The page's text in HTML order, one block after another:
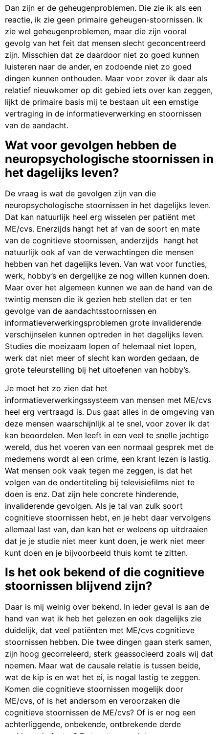
Dan zijn er de geheugenproblemen. Die zie ik als een
reactie, ik zie geen primaire geheugen-stoornissen. Ik
zie wel geheugenproblemen, maar die zijn vooral
gevolg van het feit dat mensen slecht geconcentreerd
zijn. Misschien dat ze daardoor niet zo goed kunnen
luisteren naar de ander, en zodoende niet zo goed
dingen kunnen onthouden. Maar voor zover ik daar als
relatief nieuwkomer op dit gebied iets over kan zeggen,
lijkt de primaire basis mij te bestaan uit een ernstige
vertraging in de informatieverwerking en stoornissen
van de aandacht.
Wat voor gevolgen hebben de
neuropsychologische stoornissen in
het dagelijks leven?
De vraag is wat de gevolgen zijn van die
neuropsychologische stoornissen in het dagelijks leven.
Dat kan natuurlijk heel erg wisselen per patiënt met
ME/cvs. Enerzijds hangt het af van de soort en mate
van de cognitieve stoornissen, anderzijds hangt het
natuurlijk ook af van de verwachtingen die mensen
hebben van het dagelijks leven. Van wat voor functies,
werk, hobby’s en dergelijke ze nog willen kunnen doen.
Maar over het algemeen kunnen we aan de hand van de
twintig mensen die ik gezien heb stellen dat er ten
gevolge van de aandachtsstoornissen en
informatieverwerkingsproblemen grote invaliderende
verschijnselen kunnen optreden in het dagelijks leven.
Studies die moeizaam lopen of helemaal niet lopen,
werk dat niet meer of slecht kan worden gedaan, de
grote teleurstelling bij het uitoefenen van hobby’s.
Je moet het zo zien dat het
informatieverwerkingssysteem van mensen met ME/cvs
heel erg vertraagd is. Dus gaat alles in de omgeving van
deze mensen waarschijnlijk al te snel, voor zover ik dat
kan beoordelen. Men leeft in een veel te snelle jachtige
wereld, dus het voeren van een normaal gesprek met de
medemens wordt al een crime, een krant lezen is lastig.
Wat mensen ook vaak tegen me zeggen, is dat het
volgen van de ondertiteling bij televisiefilms niet te
doen is enz. Dat zijn hele concrete hinderende,
invaliderende gevolgen. Als je tal van zulk soort
cognitieve stoornissen hebt, en je hebt daar vervolgens
allemaal last van, dan kan het er weleens op uitdraaien
dat je je studie niet meer kunt doen, je werk niet meer
kunt doen en je bijvoorbeeld thuis komt te zitten.
Is het ook bekend of die cognitieve
stoornissen blijvend zijn?
Daar is mij weinig over bekend. In ieder geval is aan de
hand van wat ik heb het gelezen en ook dagelijks zie
duidelijk, dat veel patiënten met ME/cvs cognitieve
stoornissen hebben. Die twee dingen gaan sterk samen,
zijn hoog gecorreleerd, sterk geassocieerd zoals wij dat
noemen. Maar wat de causale relatie is tussen beide,
wat de kip is en wat het ei, is nogal lastig te zeggen.
Komen die cognitieve stoornissen mogelijk door
ME/cvs, of is het andersom en veroorzaken die
cognitieve stoornissen de ME/cvs? Of is er nog een
achterliggende, onbekende, ontbrekende derde